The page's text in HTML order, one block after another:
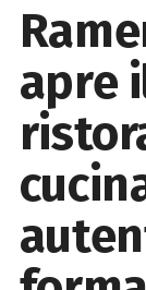
apre